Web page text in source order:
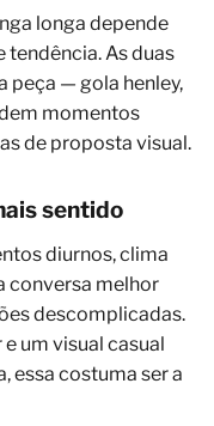
longa depende
tendência. As duas
peça — gola henley,
momentos
de proposta visual.
sentido
diurnos, clima
conversa melhor
descomplicadas.
um visual casual
essa costuma ser a